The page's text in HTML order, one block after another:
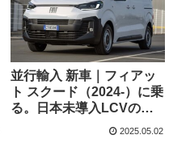
並行輸入 新車｜フィアッ
ト スクード（2024-）に乗
る。日本未導入LCVの概
要・スペック・価格の情
2025.05.02